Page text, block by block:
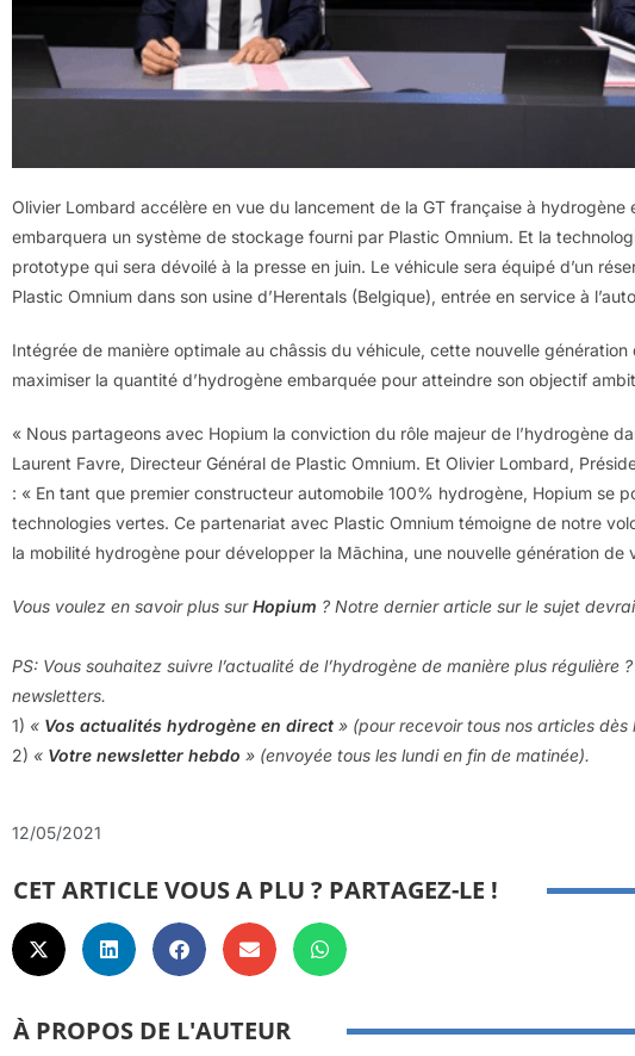
Olivier Lombard accélère en vue du lancement de la GT française à hydrogène
embarquera un système de stockage fourni par Plastic Omnium. Et la
prototype qui sera dévoilé à la presse en juin. Le véhicule sera équipé d’un
Plastic Omnium dans son usine d’Herentals (Belgique), entrée en service à
Intégrée de manière optimale au châssis du véhicule, cette nouvelle
maximiser la quantité d’hydrogène embarquée pour atteindre son objectif
« Nous partageons avec Hopium la conviction du rôle majeur de l’hydrogène
Laurent Favre, Directeur Général de Plastic Omnium. Et Olivier Lombard,
: « En tant que premier constructeur automobile 100% hydrogène, Hopium se
technologies vertes. Ce partenariat avec Plastic Omnium témoigne de notre
la mobilité hydrogène pour développer la Māchina, une nouvelle génération de
Vous voulez en savoir plus surHopium ? Notre dernier article sur le sujet
PS: Vous souhaitez suivre l’actualité de l’hydrogène de manière plus régulière
newsletters.
1) « Vos actualités hydrogène en direct » (pour recevoir tous nos articles dès
2) « Votre newsletter hebdo » (envoyée tous les lundi en fin de matinée).
12/05/2021
CET ARTICLE VOUS A PLU ? PARTAGEZ-LE !
À PROPOS DE L'AUTEUR